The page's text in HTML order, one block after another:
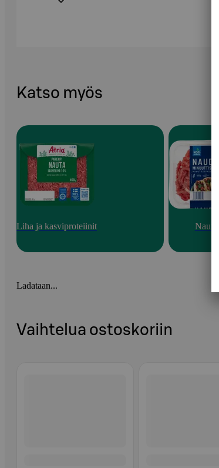
Katso myös
Liha ja kasviproteiinit Nauta
Ladataan...
Vaihtelua ostoskoriin